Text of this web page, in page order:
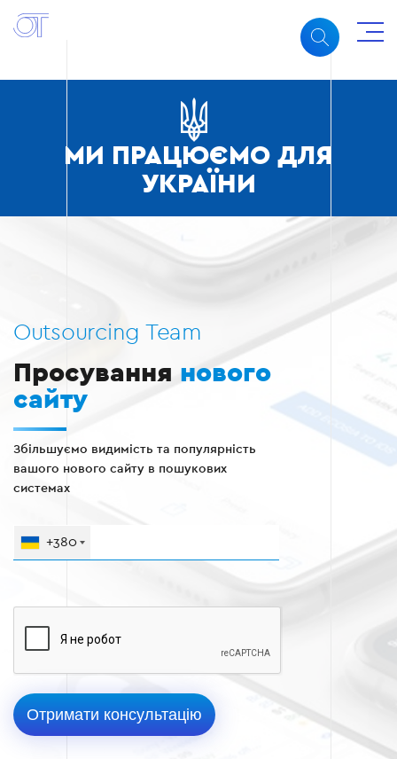
МИ ПРАЦЮЄМО ДЛЯ
УКРАЇНИ
Outsourcing Team
Просування нового
сайту
Збільшуємо видимість та популярність
вашого нового сайту в пошукових
системах
+380